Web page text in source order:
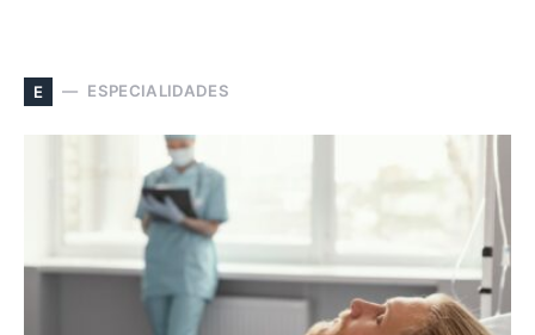
E ESPECIALIDADES